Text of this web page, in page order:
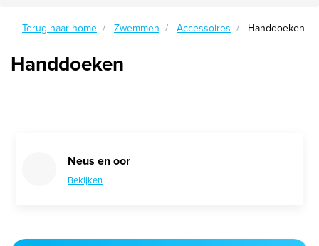
Terug naar home Zwemmen Accessoires Handdoeken
Handdoeken
Neus en oor
Bekijken